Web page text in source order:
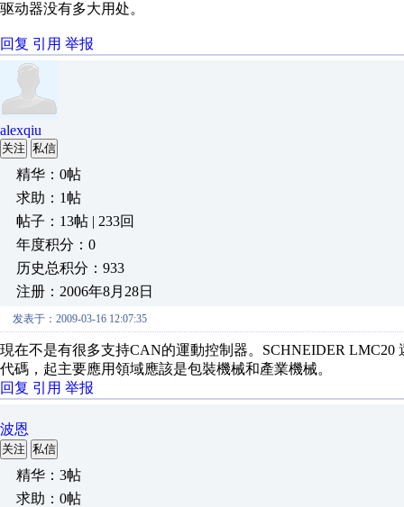
驱动器没有多大用处。
回复 引用 举报
alexqiu
关注 私信
精华：0帖
求助：1帖
帖子：13帖 | 233回
年度积分：0
历史总积分：933
注册：2006年8月28日
发表于：2009-03-16 12:07:35
現在不是有很多支持CAN的運動控制器。SCHNEIDER
代碼，起主要應用領域應該是包裝機械和產業機械。
回复 引用 举报
波恩
关注 私信
精华：3帖
求助：0帖